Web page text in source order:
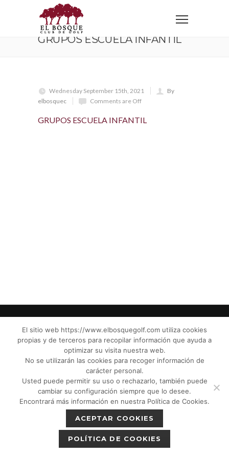
Home GRUPOS ESCUELA INFANTIL
GRUPOS ESCUELA INFANTIL
Wednesday September 15th, 2021
By
elbosquec
Comments are Off
GRUPOS ESCUELA INFANTIL
© El Bosque Golf Club |Legal Notice|
Privacy Policy|Cookies Policy|Política de
devoluciones|Tic Camaras
Protection CPM”|
El sitio web https://www.elbosquegolf.com utiliza cookies
propias y de terceros para recopilar información que ayuda a
optimizar su visita nuestra web.
No se utilizarán las cookies para recoger información de
carácter personal.
Usted puede permitir su uso o rechazarlo, también puede
cambiar su configuración siempre que lo desee.
Encontrará más información en nuestra Política de Cookies.
ACEPTAR COOKIES
POLÍTICA DE COOKIES